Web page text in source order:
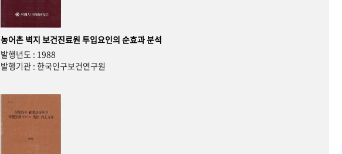
농어촌 벽지 보건진료원 투입요인의 순효과 분석
발행년도 : 1988
발행기관 : 한국인구보건연구원